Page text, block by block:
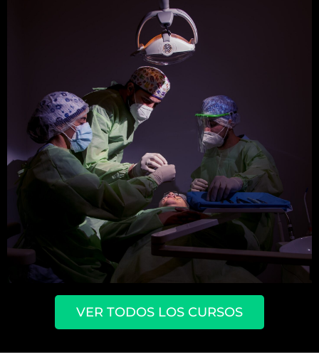
Máster León
El Máster en Cirugia Bucal,
VER TODOS LOS CURSOS